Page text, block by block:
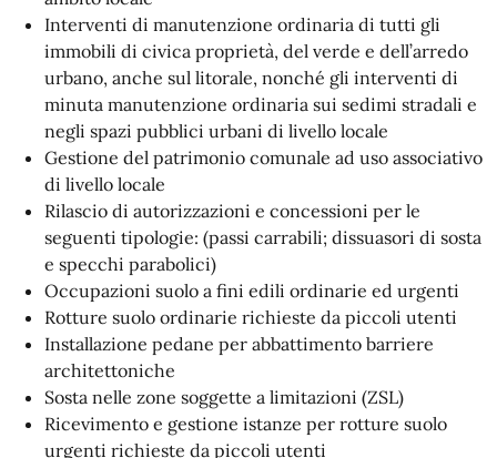
Interventi di manutenzione ordinaria di tutti gli
immobili di civica proprietà, del verde e dell’arredo
urbano, anche sul litorale, nonché gli interventi di
minuta manutenzione ordinaria sui sedimi stradali e
negli spazi pubblici urbani di livello locale
Gestione del patrimonio comunale ad uso associativo
di livello locale
Rilascio di autorizzazioni e concessioni per le
seguenti tipologie: (passi carrabili; dissuasori di sosta
e specchi parabolici)
Occupazioni suolo a fini edili ordinarie ed urgenti
Rotture suolo ordinarie richieste da piccoli utenti
Installazione pedane per abbattimento barriere
architettoniche
Sosta nelle zone soggette a limitazioni (ZSL)
Ricevimento e gestione istanze per rotture suolo
urgenti richieste da piccoli utenti